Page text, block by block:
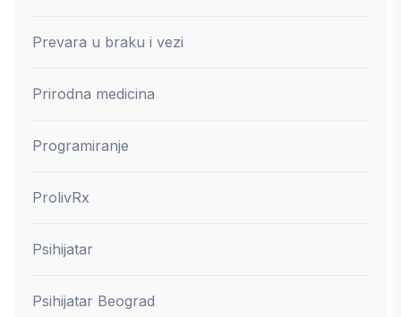
Prevara u braku i vezi
Prirodna medicina
Programiranje
ProlivRx
Psihijatar
Psihijatar Beograd